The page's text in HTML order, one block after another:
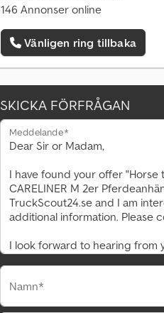
146 Annonser online
Vänligen ring tillbaka
SKICKA FÖRFRÅGAN
Meddelande*
Namn*